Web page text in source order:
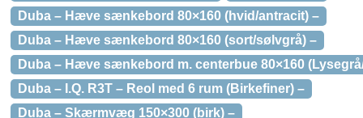
Duba – Hæve sænkebord 80×160 (hvid/antracit) –
Duba – Hæve sænkebord 80×160 (sort/sølvgrå) –
Duba – Hæve sænkebord m. centerbue 80×160
Duba – I.Q. R3T – Reol med 6 rum (Birkefiner) –
Duba – Skærmvæg 150×300 (birk) –